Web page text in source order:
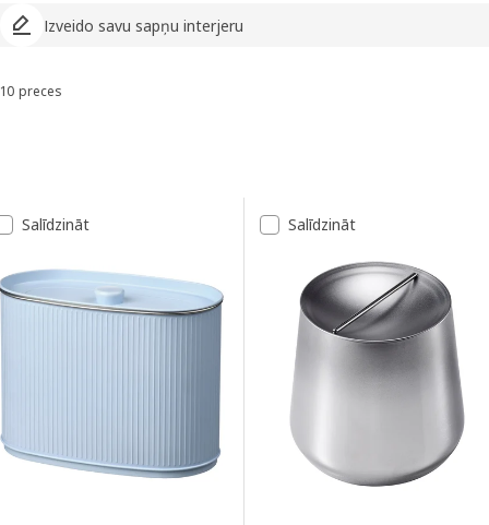
Izveido savu sapņu interjeru
Kārtot un filtrēt
10 preces
Rezultātu saraksts
Salīdzināt Salīdzināt